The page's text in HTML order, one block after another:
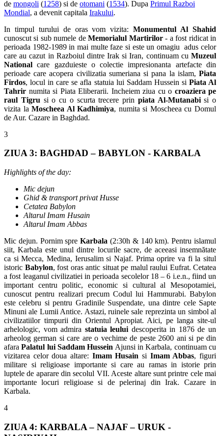
de mongoli (1258) si de otomani (1534). Dupa Primul Razboi
Mondial, a devenit capitala Irakului.
In timpul turului de oras vom vizita:Monumentul Al Shahid
cunoscut si sub numele deMemorialul Martirilor- a fost ridicat in
perioada 1982-1989 in mai multe faze si este un omagiu adus celor
care au cazut in Razboiul dintre Irak si Iran, continuam cu Muzeul
National care gazduieste o colectie impresionanta artefacte din
perioade care acopera civilizatia sumeriana si pana la islam, Piata
Firdos, locul in care se afla statuia lui Saddam Hussein si Piata Al
Tahrir numita si Piata Eliberarii. Incheiem ziua cu o croaziera pe
raul Tigru si o cu o scurta trecere prin piata Al-Mutanabisi o
vizita laMoscheea Al Kadhimiya, numita si Moscheea cu Domul
de Aur. Cazare in Baghdad.
3
ZIUA 3: BAGHDAD – BABYLON - KARBALA
Highlights of the day:
Mic dejun
Ghid & transport privat Husse
Cetatea Babylon
Altarul Imam Husain
Altarul Imam Abbas
Mic dejun. Pornim spreKarbala (2:30h & 140 km). Pentru islamul
siit, Karbala este unul dintre locurile sacre, de aceeasi insemnătate
ca si Mecca, Medina, Ierusalim si Najaf. Prima oprire va fi la situl
istoric Babylon, fost oras antic situat pe malul raului Eufrat. Cetatea
a fost leaganul civilizatiei in perioada secolelor 18 – 6 i.e.n., fiind un
important centru politic, economic si cultural al Mesopotamiei,
cunoscut pentru realizari precum Codul lui Hammurabi. Babylon
este celebru si pentru Gradinile Suspendate, una dintre cele Sapte
Minuni ale Lumii Antice. Astazi, ruinele sale reprezinta un simbol al
civilizatiilor timpurii din Orientul Apropiat. Aici, pe langa site-ul
arhelologic, vom admira statuia leului descoperita in 1876 de un
arheolog german si care are o vechime de peste 2600 ani si pe din
afaraPalatul lui Saddam Hussein Ajunsi in Karbala, continuam cu
vizitarea celor doua altare: Imam Husain si Imam Abbas, figuri
militare si religioase importante si care au ramas in istorie prin
luptele de aparare din secolul VII. Aceste altare sunt printre cele mai
importante locuri religioase si de pelerinaj din Irak. Cazare in
Karbala.
4
ZIUA 4: KARBALA – NAJAF – URUK -